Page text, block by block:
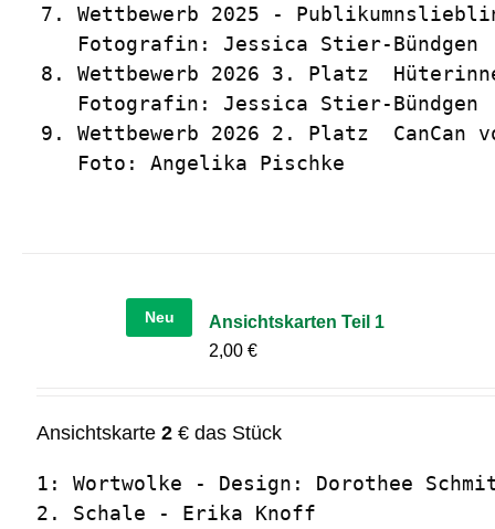
7. Wettbewerb 2025 -
   Fotografin: Jessica Stier-Bündgen
8. Wettbewerb 2026 3. Platz
   Fotografin: Jessica Stier-Bündgen
9. Wettbewerb 2026 2. Platz  CanCan
   Foto: Angelika Pischke
Neu
Ansichtskarten Teil 1
2,00€
Ansichtskarte2€ das Stück
1: Wortwolke - Design: Dorothee
2. Schale - Erika Knoff